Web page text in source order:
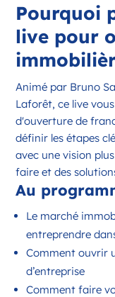
Pourquoi
live pour
Animé par Bruno
Laforêt, ce live
d'ouverture de
définir les étapes
avec une vision
faire et des
Au
Le marché
entreprendre
Comment ouvrir
d’entreprise
Comment faire